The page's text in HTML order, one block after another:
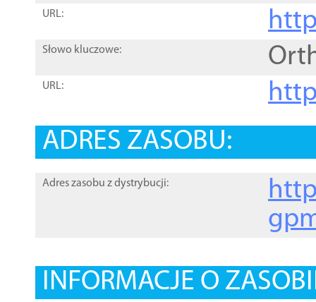
URL:
Słowo kluczowe:
URL:
ADRES ZASOBU:
Adres zasobu z dystrybucji:
INFORMACJE O